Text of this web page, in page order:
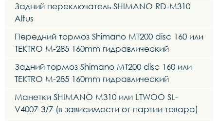
Задний переключатель SHIMANO RD-M310
Altus
Передний тормоз Shimano MT200 disc 160 или
TEKTRO M-285 160mm гидравлический
Задний тормоз Shimano MT200 disc 160 или
TEKTRO M-285 160mm гидравлический
Манетки SHIMANO M310 или LTWOO SL-
V4007-3/7 (в зависимости от партии товара)